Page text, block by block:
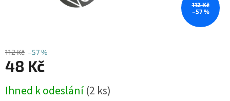
112 Kč
–57 %
112 Kč –57 %
48 Kč
cena:
Ihned k odeslání(2 ks)